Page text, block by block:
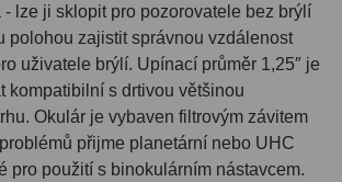
6
11
lze ji sklopit pro pozorovatele bez brýlí
polohou zajistit správnou vzdálenost
uživatele brýlí. Upínací průměr 1,25″ je
kompatibilní s drtivou většinou
Okulár je vybaven filtrovým závitem
přijme planetární nebo UHC
pro použití s binokulárním nástavcem.